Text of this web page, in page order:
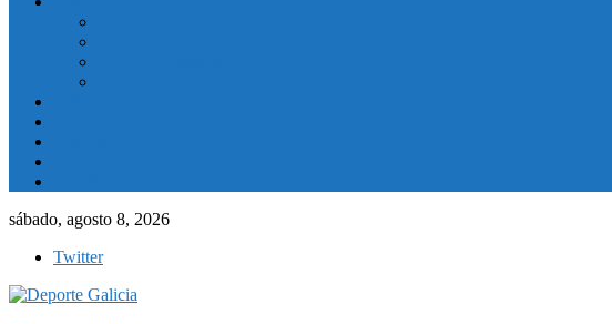
sábado, agosto 8, 2026
Twitter